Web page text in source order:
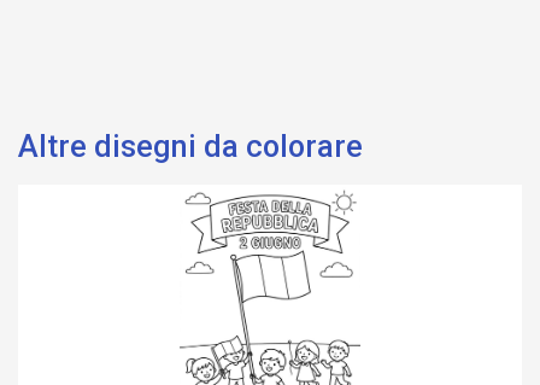
Altre disegni da colorare